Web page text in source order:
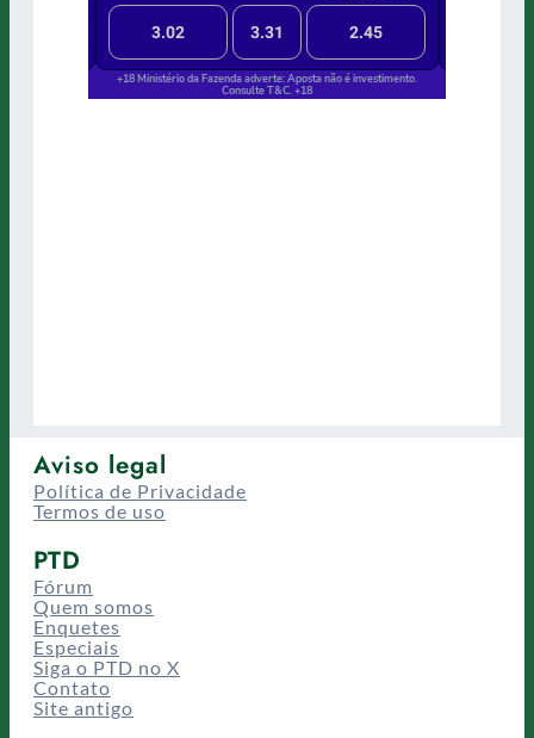
Aviso legal
Política de Privacidade
Termos de uso
PTD
Fórum
Quem somos
Enquetes
Especiais
Siga o PTD no X
Contato
Site antigo